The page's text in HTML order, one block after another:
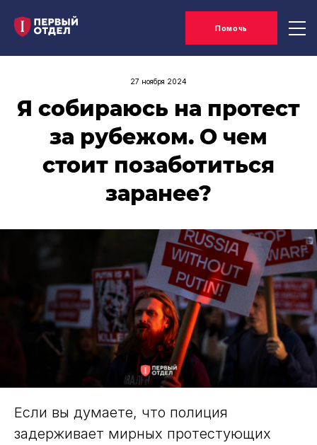
Помочь
27 ноября 2024
Я собираюсь на протест
за рубежом. О чем
стоит позаботиться
заранее?
Если вы думаете, что полиция
задерживает мирных протестующих